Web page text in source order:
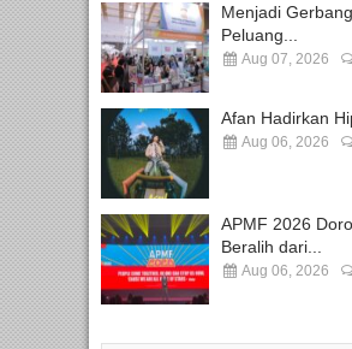
Menjadi
Peluang...
Aug 07, 2026
Afan Hadirkan
Aug 06, 2026
APMF 2026
Beralih dari...
Aug 06, 2026